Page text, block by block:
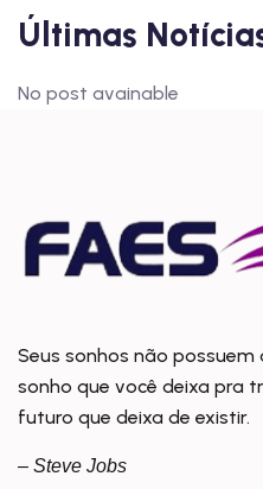
Últimas
No post avainable
Seus sonhos não
sonho que você deixa pra
futuro que deixa de existir.
– Steve Jobs